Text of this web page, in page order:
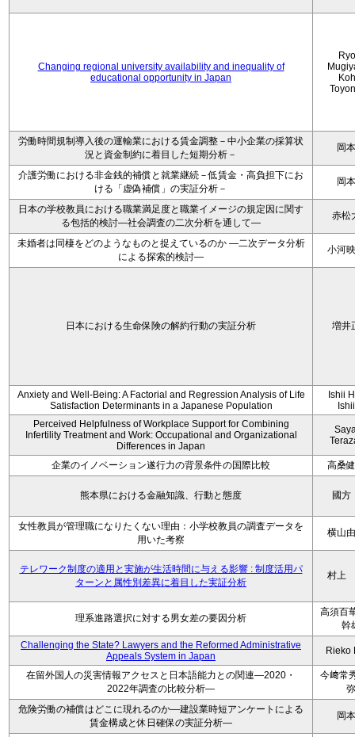
Changing regional university availability and inequality of
educational opportunity in Japan
労働時間規制導入後の運輸業における賃金調整－中小企業の採算状
況と資金制約に着目した短期分析－
岡
介護労働における非金銭的補償と就業継続－低賃金・高負担下にお
ける「虚偽補償」の実証分析－
岡
日本の学校教員における職業満足度と職業イメージの規定因に関す
る包括的検討―社会調査の二次分析を通して―
赤松
未婚者は同棲をどのようなものと捉えているのか —二次データ分析
による探索的検討—
小河
日本における生命保険の解約行動の実証分析 増井
Anxiety and Well-Being: A Factorial and Regression Analysis of Life
Satisfaction Determinants in a Japanese Population
Ishii
Perceived Helpfulness of Workplace Support for Combining
Infertility Treatment and Work: Occupational and Organizational
Differences in Japan
企業のイノベーション遂行力の背景条件の国際比較 高桑
熊本県における金融知識、行動と態度 國
女性教員が管理職になりたくない理由：小学校教員の調査データを
用いた考察
横山
テレワーク制度の適用と実施が生活時間に与える影響 : 制度活用パ
ターンと属性別差異に着目した実証分析
村上
理系進路選択に対する男女差の要因分析
高須百
幹
Challenging the State? Lawyers and the Reformed Administrative
Appeals System in Japan
Rieko
在留外国人の災害情報アクセスと日本語能力との関連―2020・
2022年調査の比較分析―
今﨑常
弥
危険労働の補償はどこに現れるのか―建設業時短アンケートによる
賃金構成と休日確保の実証分析―
岡